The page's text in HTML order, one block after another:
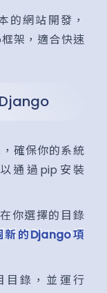
的網站開發，
架，適合快速
確保你的系統
通過pip安裝
在你選擇的目錄
新的Django項
目錄，並運行